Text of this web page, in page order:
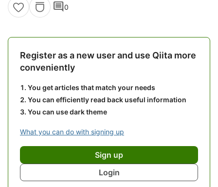
comment0
Register as a new user and use Qiita more
conveniently
You get articles that match your needs
You can efficiently read back useful information
You can use dark theme
What you can do with signing up
Sign up
Login